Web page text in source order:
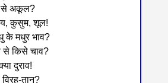
से अकूल?
कुसुम, शूल!
के मधुर भाव?
से किसे चाव?
दुराव!
तान?